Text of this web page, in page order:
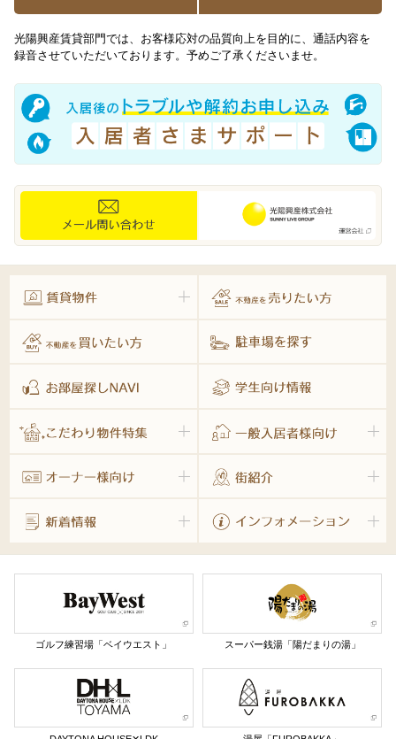
光陽興産賃貸部門では、お客様応対の品質向上を目的に、通話内容を
録音させていただいております。予めご了承くださいませ。
ゴルフ練習場「ベイウエスト」 スーパー銭湯「陽だまりの湯」